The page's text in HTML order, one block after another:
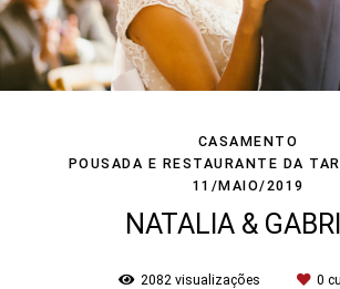
CASAMENTO
POUSADA E RESTAURANTE DA
11/MAIO/2019
NATALIA &
2082 visualizações 0